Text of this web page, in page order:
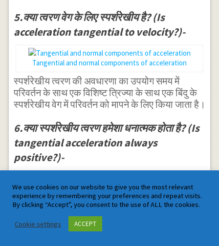
5.क्या त्वरण वेग के लिए स्पर्शरेखीय है? (Is
acceleration tangential to velocity?)-
Tangential and normal components of acceleration
स्पर्शरेखीय त्वरण की अवधारणा का उपयोग समय में
परिवर्तन के साथ एक विशिष्ट त्रिज्या के साथ एक बिंदु के
स्पर्शरेखीय वेग में परिवर्तन को मापने के लिए किया जाता है।
6.क्या स्पर्शरेखीय त्वरण हमेशा धनात्मक होता है? (Is
tangential acceleration always
positive?)-
हो सकता है,जबकि अभिलाम्बिक या केन्द्रीय त्वरण हमेशा
धनात्मक होता है, क्योंकि गुणा\overset
s
∙∙
θ = R
v2
हमेशा धनात्मक
होता है (s और θ दोनों में वृद्धि, यदि गति स्पर्शरेखीय इकाई
वेक्टर की दिशा,या गति में विपरीत दिशा में होने पर दोनों घट
We use cookies on our website to give you the most relevant
experience by remembering your preferences and repeat visits.
By clicking “Accept”, you consent to the use of ALL the cookies.
Cookie settings ACCEPT